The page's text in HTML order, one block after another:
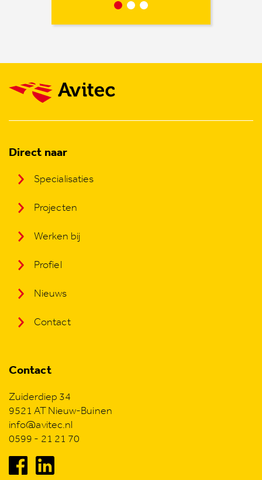
Direct naar
Specialisaties
Projecten
Werken bij
Profiel
Nieuws
Contact
Contact
Zuiderdiep 34
9521 AT Nieuw-Buinen
info@avitec.nl
0599 - 21 21 70